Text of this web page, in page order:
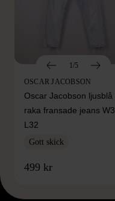
1/5
OSCAR JACOBSON
Oscar Jacobson ljusblå
raka fransade jeans
L32
Gott skick
499 kr